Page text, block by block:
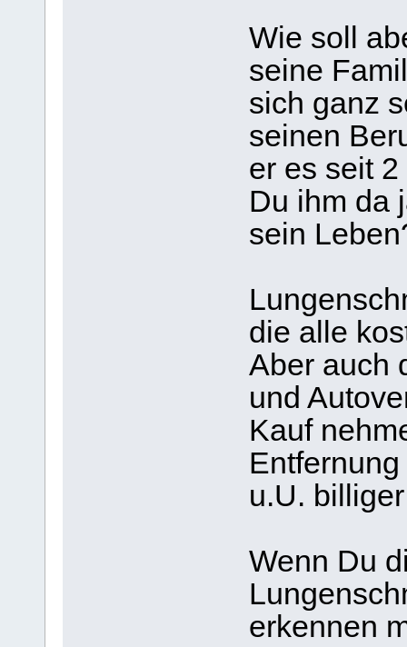
Wie soll
seine
sich ganz
seinen
er es seit
Du ihm da
sein
die alle
Aber auch
und
Kauf
u.U.
Wenn Du
erkennen